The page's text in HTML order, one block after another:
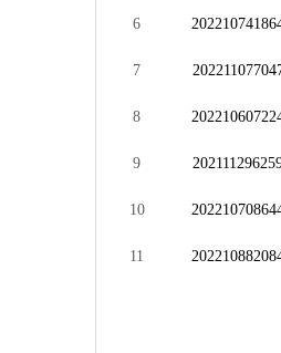
6
7
8
9
10
11